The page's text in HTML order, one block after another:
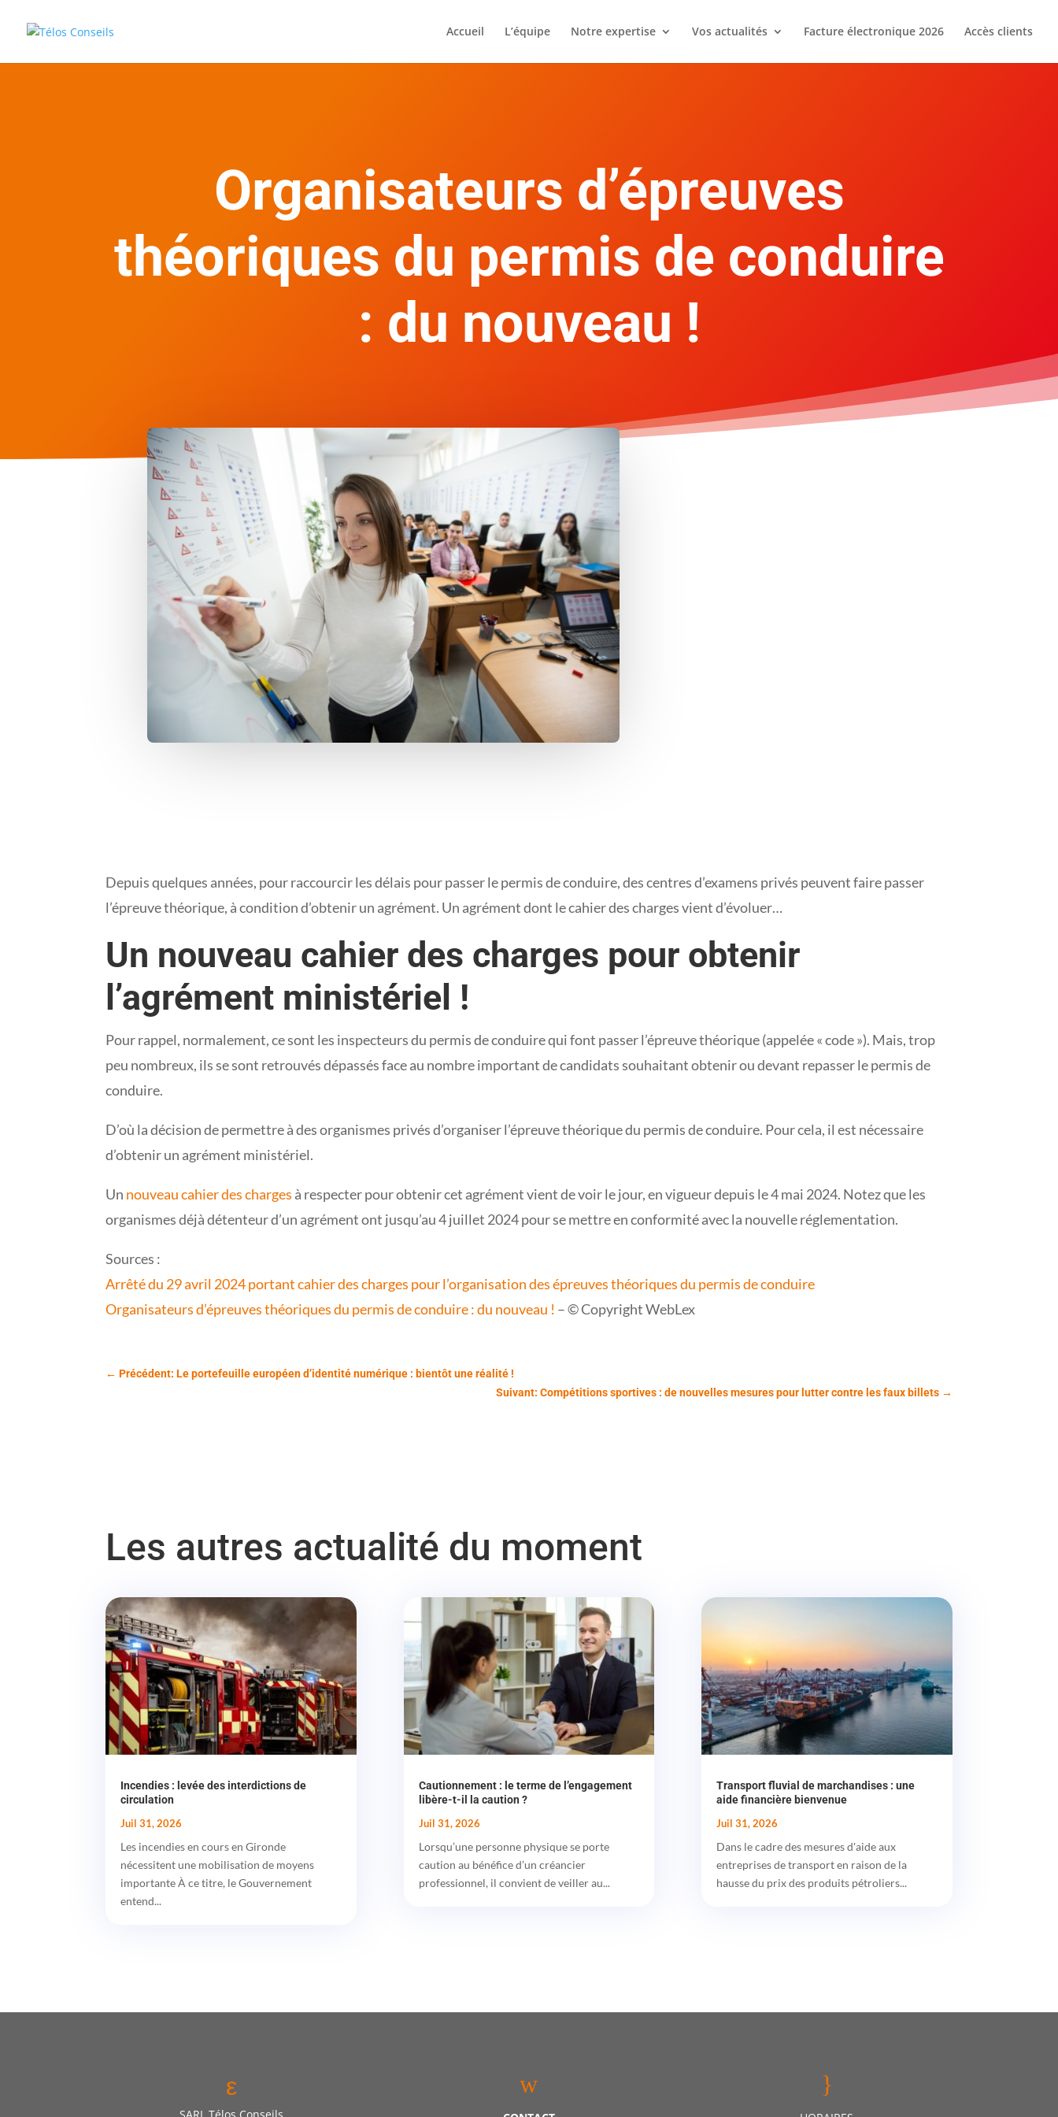
Accueil L’équipe Notre expertise Vos actualités Facture électronique 2026 Accès clients
Organisateurs d’épreuves
théoriques du permis de conduire
: du nouveau !
Depuis quelques années, pour raccourcir les délais pour passer le permis de conduire, des centres d’examens privés peuvent faire passer
l’épreuve théorique, à condition d’obtenir un agrément. Un agrément dont le cahier des charges vient d’évoluer…
Un nouveau cahier des charges pour obtenir
l’agrément ministériel !
Pour rappel, normalement, ce sont les inspecteurs du permis de conduire qui font passer l’épreuve théorique (appelée « code »). Mais, trop
peu nombreux, ils se sont retrouvés dépassés face au nombre important de candidats souhaitant obtenir ou devant repasser le permis de
conduire.
D’où la décision de permettre à des organismes privés d’organiser l’épreuve théorique du permis de conduire. Pour cela, il est nécessaire
d’obtenir un agrément ministériel.
Un nouveau cahier des charges à respecter pour obtenir cet agrément vient de voir le jour, en vigueur depuis le 4 mai 2024. Notez que les
organismes déjà détenteur d’un agrément ont jusqu’au 4 juillet 2024 pour se mettre en conformité avec la nouvelle réglementation.
Sources :
Arrêté du 29 avril 2024 portant cahier des charges pour l’organisation des épreuves théoriques du permis de conduire
Organisateurs d’épreuves théoriques du permis de conduire : du nouveau ! – © Copyright WebLex
←Précédent: Le portefeuille européen d’identité numérique : bientôt une réalité !
Suivant: Compétitions sportives : de nouvelles mesures pour lutter contre les faux billets→
Les autres actualité du moment
Incendies : levée des interdictions de
circulation
Juil 31, 2026
Les incendies en cours en Gironde
nécessitent une mobilisation de moyens
importante À ce titre, le Gouvernement
entend...
Cautionnement : le terme de l’engagement
libère-t-il la caution ?
Juil 31, 2026
Lorsqu’une personne physique se porte
caution au bénéfice d’un créancier
professionnel, il convient de veiller au...
Transport fluvial de marchandises : une
aide financière bienvenue
Juil 31, 2026
Dans le cadre des mesures d'aide aux
entreprises de transport en raison de la
hausse du prix des produits pétroliers...
ε w }